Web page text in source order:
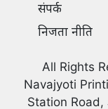
संपर्क
निजता नीति
All Rights
Navajyoti
Station